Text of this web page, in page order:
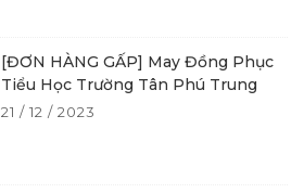
[ĐƠN HÀNG GẤP] May Đồng Phục
Tiểu Học Trường Tân Phú Trung
21 / 12 / 2023